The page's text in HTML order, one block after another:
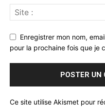
Enregistrer mon nom,
pour la prochaine fois que je
Ce site utilise Akismet pour